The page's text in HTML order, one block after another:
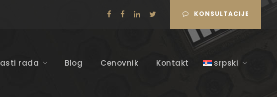
KONSULTACIJE
rada Blog Cenovnik Kontakt srpski